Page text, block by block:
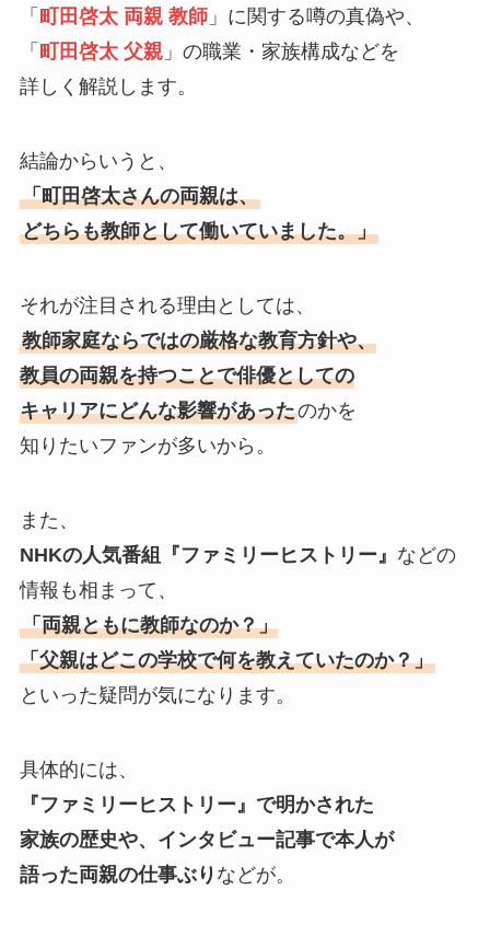
「 町田啓太 両親 教師」に関する噂の真偽や、
「 町田啓太 父親」の職業・家族構成などを
詳しく解説します。
結論からいうと、
「町田啓太さんの両親は、
どちらも教師として働いていました。」
それが注目される理由としては、
教師家庭ならではの厳格な教育方針や、
教員の両親を持つことで俳優としての
キャリアにどんな影響があったのかを
知りたいファンが多いから。
また、
NHKの人気番組『ファミリーヒストリー』 などの
情報も相まって、
「両親ともに教師なのか？」
「父親はどこの学校で何を教えていたのか？」
といった疑問が気になります。
具体的には、
『ファミリーヒストリー』で明かされた
家族の歴史や、インタビュー記事で本人が
語った両親の仕事ぶり などが。